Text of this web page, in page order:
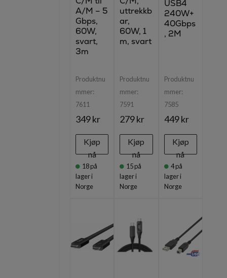
A/M – 5
Gbps,
60W,
svart,
3m
Produktnu
mmer:
7611
349 kr
Kjøp
nå
18på
lager i
Norge
uttrekkb
ar,
60W, 1
m, svart
Produktnu
mmer:
7591
279 kr
Kjøp
nå
15på
lager i
Norge
USB4
240W+
40Gbps
, 2M
Produktnu
mmer:
7585
449 kr
Kjøp
nå
4 på
lager i
Norge